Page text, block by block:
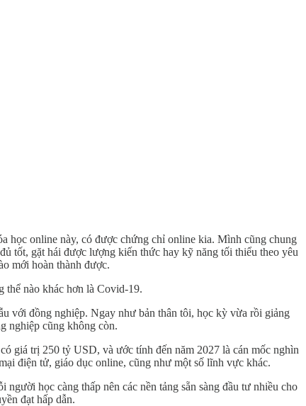
học online này, có được chứng chỉ online kia. Mình cũng chung
tốt, gặt hái được lượng kiến thức hay kỹ năng tối thiểu theo yêu
mới hoàn thành được.
thể nào khác hơn là Covid-19.
với đồng nghiệp. Ngay như bản thân tôi, học kỳ vừa rồi giảng
nghiệp cũng không còn.
giá trị 250 tỷ USD, và ước tính đến năm 2027 là cán mốc nghìn
điện tử, giáo dục online, cũng như một số lĩnh vực khác.
học càng thấp nên các nền tảng sẵn sàng đầu tư nhiều cho
đạt hấp dẫn.